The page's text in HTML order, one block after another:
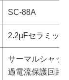
SC-88A
2.2µFセラミッ
サーマルシャッ
過電流保護回路